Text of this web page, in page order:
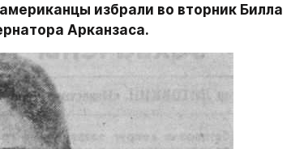
избрали во вторник Билла
Арканзаса.
Клинтон выиграл в 31 штате,
выборщиков (для победы достаточно
11 штатов с 80 голосами